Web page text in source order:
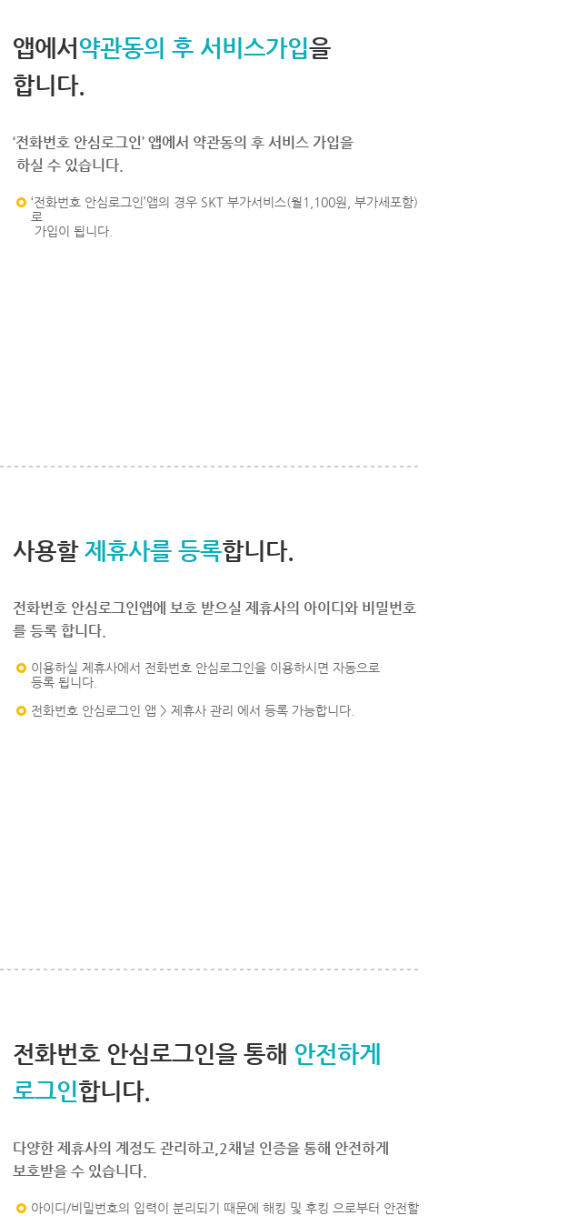
앱에서 약관동의 후 서비스가입을
합니다.
‘전화번호 안심로그인’ 앱에서 약관동의 후 서비스 가입을
하실 수 있습니다.
‘전화번호 안심로그인’앱의 경우 SKT 부가서비스(월1,100원, 부가세포함)
로
가입이 됩니다.
사용할 제휴사를 등록합니다.
전화번호 안심로그인앱에 보호 받으실 제휴사의 아이디와 비밀번호
를 등록 합니다.
이용하실 제휴사에서 전화번호 안심로그인을 이용하시면 자동으로
등록 됩니다.
전화번호 안심로그인 앱 > 제휴사 관리 에서 등록 가능합니다.
전화번호 안심로그인을 통해 안전하게
로그인합니다.
다양한 제휴사의 계정도 관리하고,2채널 인증을 통해 안전하게
보호받을 수 있습니다.
아이디/비밀번호의 입력이 분리되기 때문에 해킹 및 후킹 으로부터 안전할